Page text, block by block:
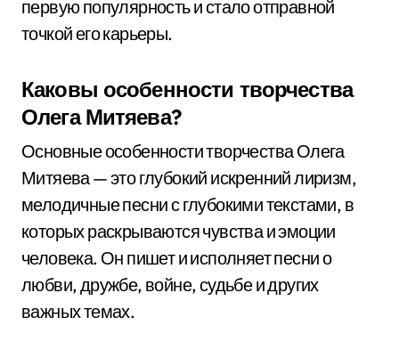
первую популярность и стало отправной
точкой его карьеры.
Каковы особенности творчества
Олега Митяева?
Основные особенности творчества Олега
Митяева — это глубокий искренний лиризм,
мелодичные песни с глубокими текстами, в
которых раскрываются чувства и эмоции
человека. Он пишет и исполняет песни о
любви, дружбе, войне, судьбе и других
важных темах.